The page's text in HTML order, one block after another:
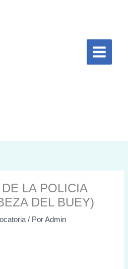
LA POLICIA
DEL BUEY)
/ PorAdmin